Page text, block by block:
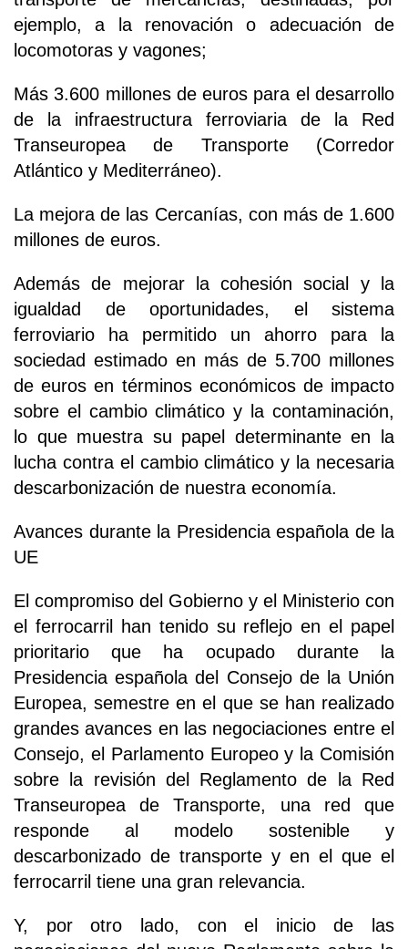
ejemplo, a la renovación o adecuación de
locomotoras y vagones;
Más 3.600 millones de euros para el desarrollo
de la infraestructura ferroviaria de la Red
Transeuropea de Transporte (Corredor
Atlántico y Mediterráneo).
La mejora de las Cercanías, con más de 1.600
millones de euros.
Además de mejorar la cohesión social y la
igualdad de oportunidades, el sistema
ferroviario ha permitido un ahorro para la
sociedad estimado en más de 5.700 millones
de euros en términos económicos de impacto
sobre el cambio climático y la contaminación,
lo que muestra su papel determinante en la
lucha contra el cambio climático y la necesaria
descarbonización de nuestra economía.
Avances durante la Presidencia española de la
UE
El compromiso del Gobierno y el Ministerio con
el ferrocarril han tenido su reflejo en el papel
prioritario que ha ocupado durante la
Presidencia española del Consejo de la Unión
Europea, semestre en el que se han realizado
grandes avances en las negociaciones entre el
Consejo, el Parlamento Europeo y la Comisión
sobre la revisión del Reglamento de la Red
Transeuropea de Transporte, una red que
responde al modelo sostenible y
descarbonizado de transporte y en el que el
ferrocarril tiene una gran relevancia.
Y, por otro lado, con el inicio de las